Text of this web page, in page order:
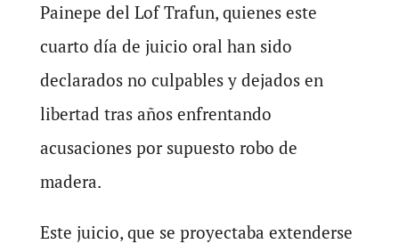
Painepe del Lof Trafun, quienes este
cuarto día de juicio oral han sido
declarados no culpables y dejados en
libertad tras años enfrentando
acusaciones por supuesto robo de
madera.
Este juicio, que se proyectaba extenderse